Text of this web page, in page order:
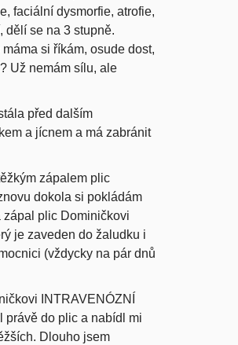
faciální dysmorfie, atrofie,
dělí se na 3 stupně.
si říkám, osude dost,
Už nemám sílu, ale
před dalším
a jícnem a má zabránit
zápalem plic
dokola si pokládám
zápal plic Dominičkovi
je zaveden do žaludku i
(vždycky na pár dnů
INTRAVENÓZNÍ
právě do plic a nabídl mi
Dlouho jsem